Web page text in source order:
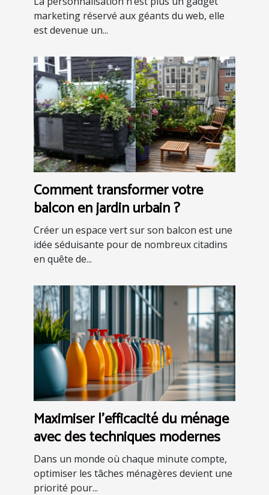
marketing réservé aux géants du web, elle
est devenue un...
Comment transformer votre
balcon en jardin urbain ?
Créer un espace vert sur son balcon est une
idée séduisante pour de nombreux citadins
en quête de...
Maximiser l'efficacité du ménage
avec des techniques modernes
Dans un monde où chaque minute compte,
optimiser les tâches ménagères devient une
priorité pour...